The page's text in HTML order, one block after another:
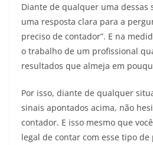
Diante de qualquer uma dessas
uma resposta clara para a
preciso de contador”. E na
o trabalho de um profissional
resultados que almeja em
Por isso, diante de qualquer
sinais apontados acima, não
contador. E isso mesmo que
legal de contar com esse tipo